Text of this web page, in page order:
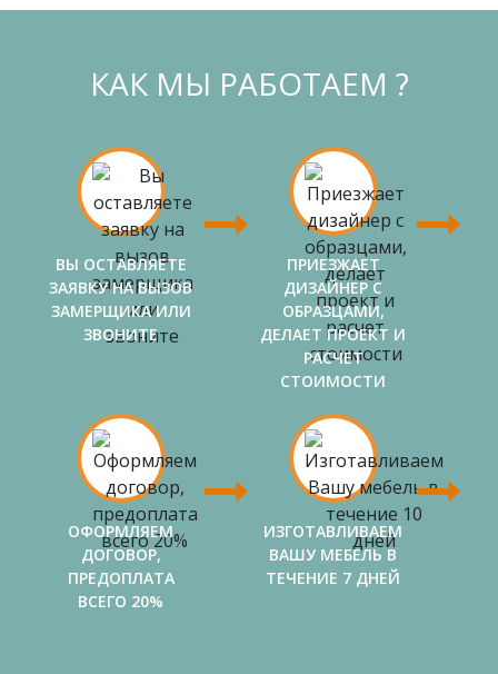
КАК МЫ РАБОТАЕМ ?
ВЫ ОСТАВЛЯЕТЕ
ЗАЯВКУ НА ВЫЗОВ
ЗАМЕРЩИКА ИЛИ
ЗВОНИТЕ
ПРИЕЗЖАЕТ
ДИЗАЙНЕР С
ОБРАЗЦАМИ,
ДЕЛАЕТ ПРОЕКТ И
РАСЧЕТ
СТОИМОСТИ
ОФОРМЛЯЕМ
ДОГОВОР,
ПРЕДОПЛАТА
ВСЕГО 20%
ИЗГОТАВЛИВАЕМ
ВАШУ МЕБЕЛЬ В
ТЕЧЕНИЕ 7 ДНЕЙ